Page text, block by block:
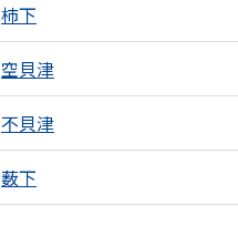
柿下
空貝津
不貝津
薮下